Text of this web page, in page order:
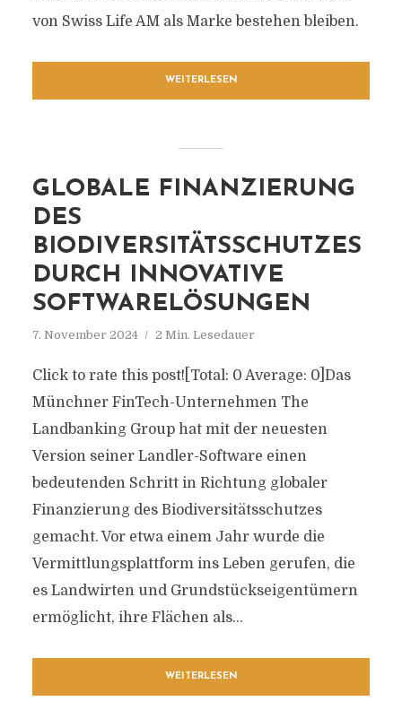
von Swiss Life AM als Marke bestehen bleiben.
WEITERLESEN
GLOBALE FINANZIERUNG
DES
BIODIVERSITÄTSSCHUTZES
DURCH INNOVATIVE
SOFTWARELÖSUNGEN
7. November 2024 2 Min. Lesedauer
Click to rate this post![Total: 0 Average: 0]Das
Münchner FinTech-Unternehmen The
Landbanking Group hat mit der neuesten
Version seiner Landler-Software einen
bedeutenden Schritt in Richtung globaler
Finanzierung des Biodiversitätsschutzes
gemacht. Vor etwa einem Jahr wurde die
Vermittlungsplattform ins Leben gerufen, die
es Landwirten und Grundstückseigentümern
ermöglicht, ihre Flächen als...
WEITERLESEN